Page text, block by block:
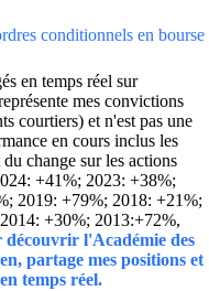
conditionnels en bourse
en temps réel sur
mes convictions
courtiers) et n'est pas une
en cours inclus les
change sur les actions
+41%; 2023: +38%;
2019: +79%; 2018: +21%;
+30%; 2013:+72%,
l'Académie des
partage mes positions et
temps réel.